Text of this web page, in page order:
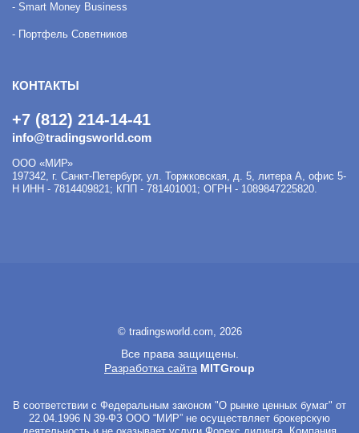
- Smart Money Business
- Портфель Советников
КОНТАКТЫ
+7 (812) 214-14-41
info@tradingsworld.com
ООО «МИР»
197342, г. Санкт-Петербург, ул. Торжковская, д. 5, литера А, офис 5-
Н ИНН - 7814409821; КПП - 781401001; ОГРН - 1089847225820.
© tradingsworld.com, 2026
Все права защищены.
Разработка сайта MITGroup
В соответствии с Федеральным законом "О рынке ценных бумаг" от
22.04.1996 N 39-ФЗ ООО “МИР” не осуществляет брокерскую